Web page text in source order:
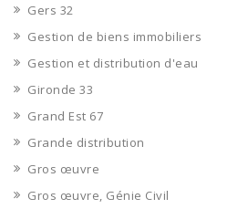
Gers 32
Gestion de biens immobiliers
Gestion et distribution d'eau
Gironde 33
Grand Est 67
Grande distribution
Gros œuvre
Gros œuvre, Génie Civil